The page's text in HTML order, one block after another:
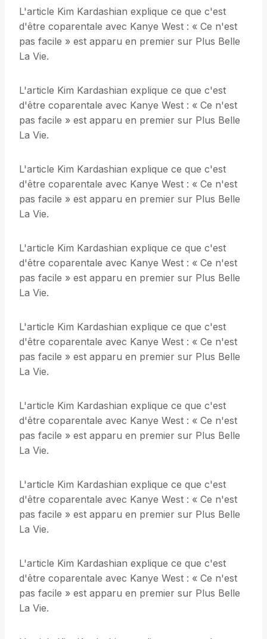
L'article Kim Kardashian explique ce que c'est
d'être coparentale avec Kanye West : « Ce n'est
pas facile » est apparu en premier sur Plus Belle
La Vie.
L'article Kim Kardashian explique ce que c'est
d'être coparentale avec Kanye West : « Ce n'est
pas facile » est apparu en premier sur Plus Belle
La Vie.
L'article Kim Kardashian explique ce que c'est
d'être coparentale avec Kanye West : « Ce n'est
pas facile » est apparu en premier sur Plus Belle
La Vie.
L'article Kim Kardashian explique ce que c'est
d'être coparentale avec Kanye West : « Ce n'est
pas facile » est apparu en premier sur Plus Belle
La Vie.
L'article Kim Kardashian explique ce que c'est
d'être coparentale avec Kanye West : « Ce n'est
pas facile » est apparu en premier sur Plus Belle
La Vie.
L'article Kim Kardashian explique ce que c'est
d'être coparentale avec Kanye West : « Ce n'est
pas facile » est apparu en premier sur Plus Belle
La Vie.
L'article Kim Kardashian explique ce que c'est
d'être coparentale avec Kanye West : « Ce n'est
pas facile » est apparu en premier sur Plus Belle
La Vie.
L'article Kim Kardashian explique ce que c'est
d'être coparentale avec Kanye West : « Ce n'est
pas facile » est apparu en premier sur Plus Belle
La Vie.